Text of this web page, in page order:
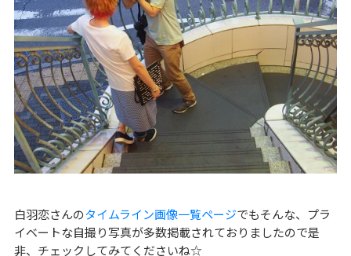
白羽恋さんのタイムライン画像一覧ページでもそんな、プラ
イベートな自撮り写真が多数掲載されておりましたので是
非、チェックしてみてくださいね☆